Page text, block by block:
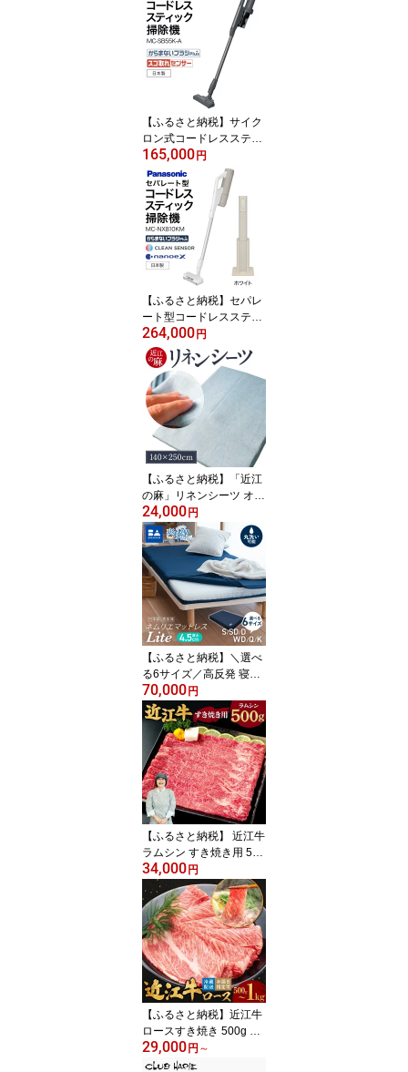
東近江市 AC-B05 掃除機
コードレス スティック
パナソニック 軽量 1.1kg
【ふるさと納税】サイク
ロン式コードレススティ
ック掃除機 【MC-SB55K
-A】 Panasonic 滋賀県
東近江市 AF-E09 掃除機
コードレス スティック
パナソニック 軽量
165,000円
【ふるさと納税】セパレ
ート型コードレススティ
ック掃除機 紙パック式
【MC-NX810KM-W】 パ
ナソニック 滋賀県 東近
江市 BF-D01 掃除機 コー
ドレス スティック パナ
ソニック 紙パック
264,000円
【ふるさと納税】「近江
の麻」リネンシーツ オー
ルシーズン 麻 肌ざわり
夏にぴったり 夏ふとん
シーツ 寝具 楽天 返礼品
寄付 お歳暮 ギフト プレ
ゼント お祝い 贈り物 故
郷納税 東近江 麻絲商会
24,000円
【ふるさと納税】＼選べ
る6サイズ／高反発 寝具
ブレスエアー(R)製 オー
バーレイ ライト 近江化
成工業株式会社 滋賀県
東近江市 敷きパッド マ
ットレス 体圧分散 硬さ
調整 洗える 快適 快眠
70,000円
【ふるさと納税】 近江牛
ラムシン すき焼き用 500
g 2〜3人前 ブランド牛
牛肉 高級 人気 国産 楽天
寄付 返礼品 お歳暮 ギフ
ト プレゼント お祝い 贈
り物 ふるさと納税 滋賀
近江 東近江 C-D15 有限
会社 常松商店
34,000円
【ふるさと納税】近江牛
ロースすき焼き 500g 60
0g 1kg 肉の大助 滋賀県
東近江市 和牛 牛肉 すき
29,000円 ～